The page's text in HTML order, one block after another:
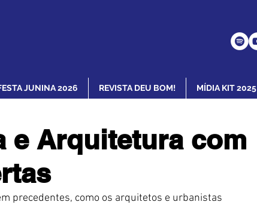
JUNINA 2026 REVISTA DEU BOM! MÍDIA KIT 2025
e Arquitetura com
precedentes, como os arquitetos e urbanistas